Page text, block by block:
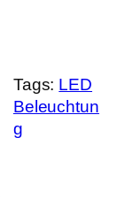
Tags: LED
Beleuchtun
g